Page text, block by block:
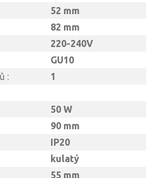
52 mm
82 mm
220-240V
GU10
:
1
50 W
90 mm
IP20
kulatý
55 mm